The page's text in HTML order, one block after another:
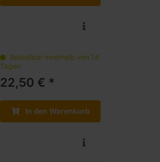
Bestellbar innerhalb von 14
Tagen
22,50 € *
In den Warenkorb